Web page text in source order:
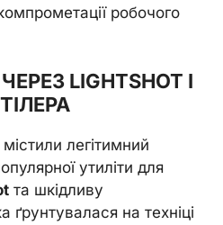
робочого
LIGHTSHOT І
легітимний
утиліти для
та шкідливу
ґрунтувалася на техніці